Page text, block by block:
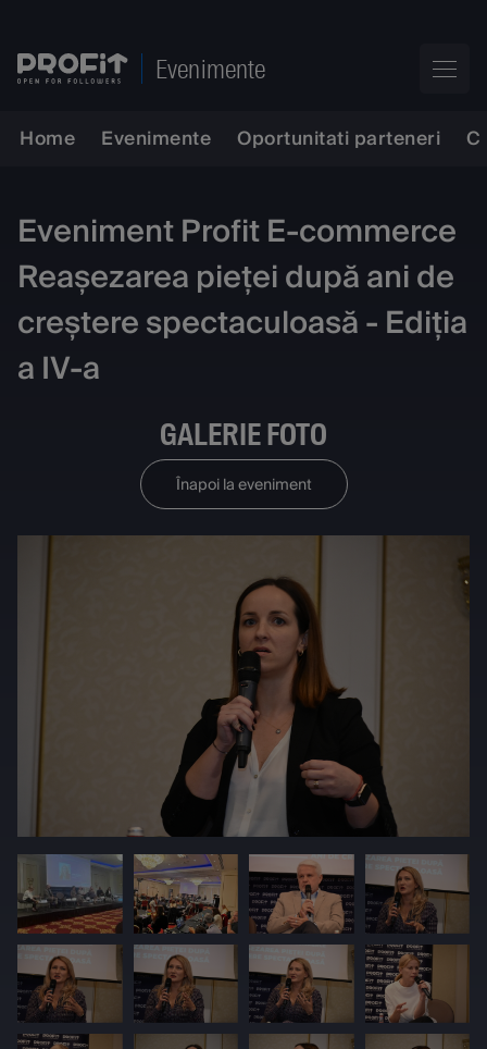
Evenimente
Home Evenimente Oportunitati parteneri
Eveniment Profit E-commerce
Reașezarea pieței după ani de
creștere spectaculoasă - Ediția
a IV-a
GALERIE FOTO
Înapoi la eveniment